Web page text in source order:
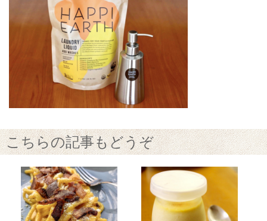
こちらの記事もどうぞ